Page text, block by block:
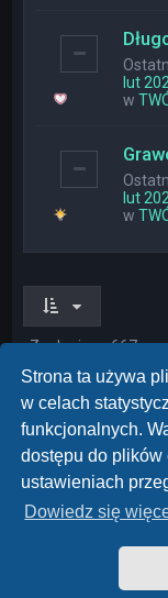
Strona ta używa
w celach
funkcjonalnych.
dostępu do
ustawieniach
Dowiedz się
lut
w
lut
w
Znaleziono 667
phpBB